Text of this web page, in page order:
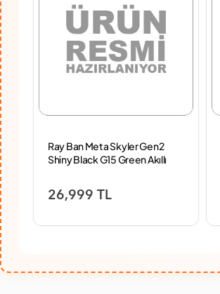
Ray Ban Meta Skyler Gen2
Shiny Black G15 Green Akıllı
26,999 TL